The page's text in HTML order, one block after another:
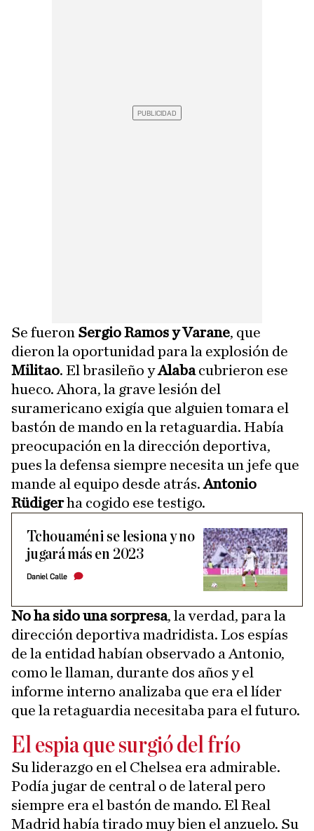
Se fueron Sergio Ramos y Varane, que
dieron la oportunidad para la explosión de
Militao. El brasileño yAlabacubrieron ese
hueco. Ahora, la grave lesión del
suramericano exigía que alguien tomara el
bastón de mando en la retaguardia. Había
preocupación en la dirección deportiva,
pues la defensa siempre necesita un jefe que
mande al equipo desde atrás.Antonio
Rüdigerha cogido ese testigo.
Tchouaméni se lesiona y no
jugará más en 2023
Daniel Calle
No ha sido una sorpresa, la verdad, para la
dirección deportiva madridista. Los espías
de la entidad habían observado a Antonio,
como le llaman, durante dos años y el
informe interno analizaba que era el líder
que la retaguardia necesitaba para el futuro.
El espia que surgió del frío
Su liderazgo en el Chelsea era admirable.
Podía jugar de central o de lateral pero
siempre era el bastón de mando. El Real
Madrid había tirado muy bien el anzuelo. Su